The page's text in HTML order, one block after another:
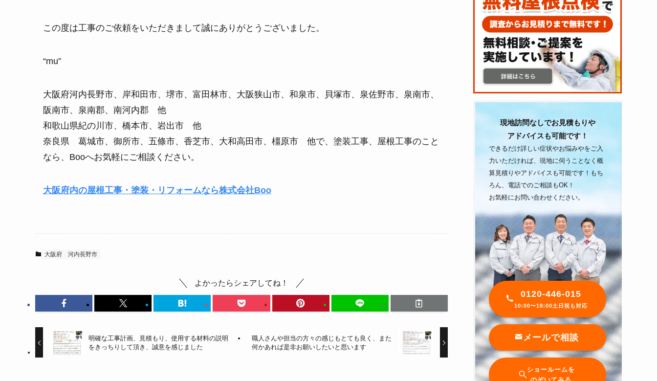
この度は工事のご依頼をいただきまして誠にありがとうございました。
“mu”
大阪府河内長野市、岸和田市、堺市、富田林市、大阪狭山市、和泉市、貝塚市、泉佐野市、泉南市、
阪南市、泉南郡、南河内郡 他
和歌山県紀の川市、橋本市、岩出市 他
奈良県 葛城市、御所市、五條市、香芝市、大和高田市、橿原市 他で、塗装工事、屋根工事のこと
なら、Booへお気軽にご相談ください。
大阪府内の屋根工事・塗装・リフォームなら株式会社Boo
大阪府 河内長野市
よかったらシェアしてね！
明確な工事計画、見積もり、使用する材料の説明
をきっちりして頂き、誠意を感じました
職人さんや担当の方々の感じもとても良く、また
何かあれば是非お願いしたいと思います
現地訪問なしでお見積もりや
アドバイスも可能です！
できるだけ詳しい症状やお悩みやをご入
力いただければ、現地に伺うことなく概
算見積りやアドバイスも可能です！もち
ろん、電話でのご相談もOK！
お気軽にお問い合わせください。
0120-446-015
10:00〜18:00土日祝も対応
メールで相談
ショールームを